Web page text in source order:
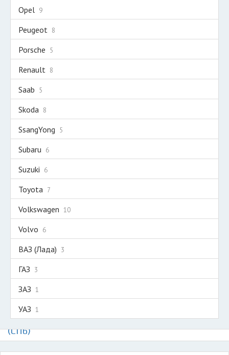
Opel 9
Peugeot 8
Porsche 5
Renault 8
Saab 5
Skoda 8
SsangYong 5
Subaru 6
Suzuki 6
Toyota 7
Volkswagen 10
Volvo 6
ВАЗ (Лада) 3
ГАЗ 3
ЗАЗ 1
УАЗ 1
Авторазборки на карте Санкт-Петербурга
(СПб)